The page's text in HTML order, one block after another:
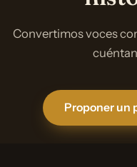
Convertimos voces
Proponer un